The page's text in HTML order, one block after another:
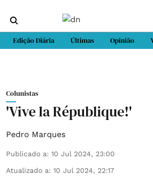
Edição Diária Últimas Opinião
Colunistas
'Vive la République!'
Pedro Marques
Publicado a: 10 Jul 2024, 23:00
Atualizado a: 10 Jul 2024, 22:17